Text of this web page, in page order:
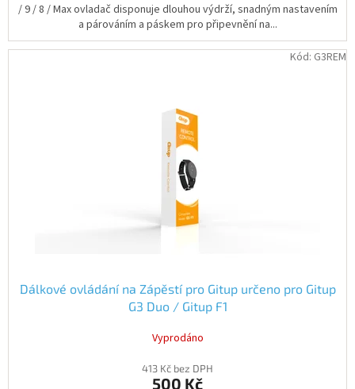
/ 9 / 8 / Max ovladač disponuje dlouhou výdrží, snadným nastavením
a párováním a páskem pro připevnění na...
Dálkové ovládání na Zápěstí pro Gitup určeno pro Gitup
G3 Duo / Gitup F1
Vyprodáno
413 Kč bez DPH
500 Kč
Kód: G3REM